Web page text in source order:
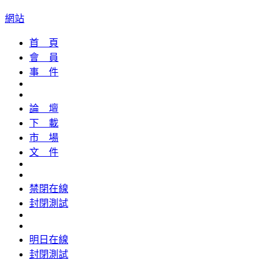
網站
首 頁
會 員
事 件
論 壇
下 載
市 場
文 件
禁閉在線
封閉測試
明日在線
封閉測試